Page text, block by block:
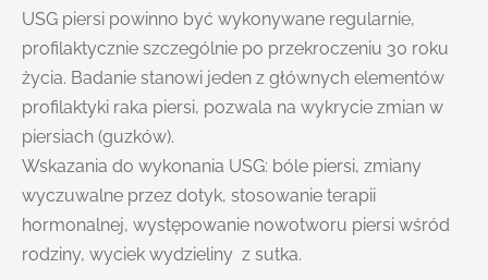
USG piersi powinno być wykonywane regularnie,
profilaktycznie szczególnie po przekroczeniu 30 roku
życia. Badanie stanowi jeden z głównych elementów
profilaktyki raka piersi, pozwala na wykrycie zmian w
piersiach (guzków).
Wskazania do wykonania USG: bóle piersi, zmiany
wyczuwalne przez dotyk, stosowanie terapii
hormonalnej, występowanie nowotworu piersi wśród
rodziny, wyciek wydzieliny z sutka.